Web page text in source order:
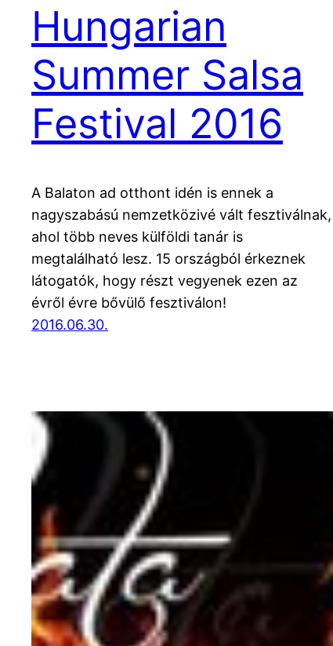
Hungarian
Summer Salsa
Festival 2016
A Balaton ad otthont idén is ennek a
nagyszabású nemzetközivé vált fesztiválnak,
ahol több neves külföldi tanár is
megtalálható lesz. 15 országból érkeznek
látogatók, hogy részt vegyenek ezen az
évről évre bővülő fesztiválon!
2016.06.30.